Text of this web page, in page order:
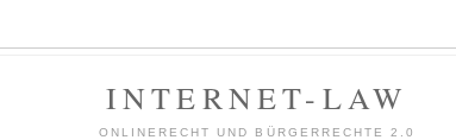
INTERNET-LAW
ONLINERECHT UND BÜRGERRECHTE 2.0